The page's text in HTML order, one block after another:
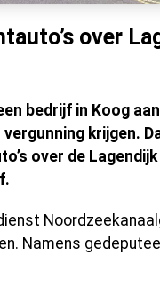
over
bedrijf in Koog
krijgen.
over de
Namens